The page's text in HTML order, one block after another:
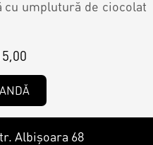
cu umplutură de ciocolat
Albișoara 68